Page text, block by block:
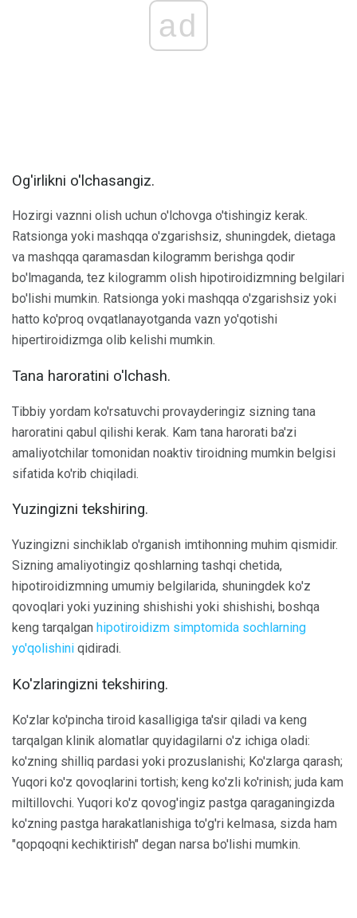
ad
Og'irlikni o'lchasangiz.
Hozirgi vaznni olish uchun o'lchovga o'tishingiz kerak.
Ratsionga yoki mashqqa o'zgarishsiz, shuningdek, dietaga
va mashqqa qaramasdan kilogramm berishga qodir
bo'lmaganda, tez kilogramm olish hipotiroidizmning belgilari
bo'lishi mumkin. Ratsionga yoki mashqqa o'zgarishsiz yoki
hatto ko'proq ovqatlanayotganda vazn yo'qotishi
hipertiroidizmga olib kelishi mumkin.
Tana haroratini o'lchash.
Tibbiy yordam ko'rsatuvchi provayderingiz sizning tana
haroratini qabul qilishi kerak. Kam tana harorati ba'zi
amaliyotchilar tomonidan noaktiv tiroidning mumkin belgisi
sifatida ko'rib chiqiladi.
Yuzingizni tekshiring.
Yuzingizni sinchiklab o'rganish imtihonning muhim qismidir.
Sizning amaliyotingiz qoshlarning tashqi chetida,
hipotiroidizmning umumiy belgilarida, shuningdek ko'z
qovoqlari yoki yuzining shishishi yoki shishishi, boshqa
keng tarqalgan hipotiroidizm simptomida sochlarning
yo'qolishini qidiradi.
Ko'zlaringizni tekshiring.
Ko'zlar ko'pincha tiroid kasalligiga ta'sir qiladi va keng
tarqalgan klinik alomatlar quyidagilarni o'z ichiga oladi:
ko'zning shilliq pardasi yoki prozuslanishi; Ko'zlarga qarash;
Yuqori ko'z qovoqlarini tortish; keng ko'zli ko'rinish; juda kam
miltillovchi. Yuqori ko'z qovog'ingiz pastga qaraganingizda
ko'zning pastga harakatlanishiga to'g'ri kelmasa, sizda ham
"qopqoqni kechiktirish" degan narsa bo'lishi mumkin.